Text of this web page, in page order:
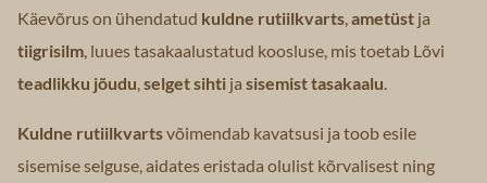
Käevõrus on ühendatud kuldne rutiilkvarts,ametüst ja
tiigrisilm, luues tasakaalustatud koosluse, mis toetab Lõvi
teadlikku jõudu,selget sihti ja sisemist tasakaalu.
Kuldne rutiilkvartsvõimendab kavatsusi ja toob esile
sisemise selguse, aidates eristada olulist kõrvalisest ning